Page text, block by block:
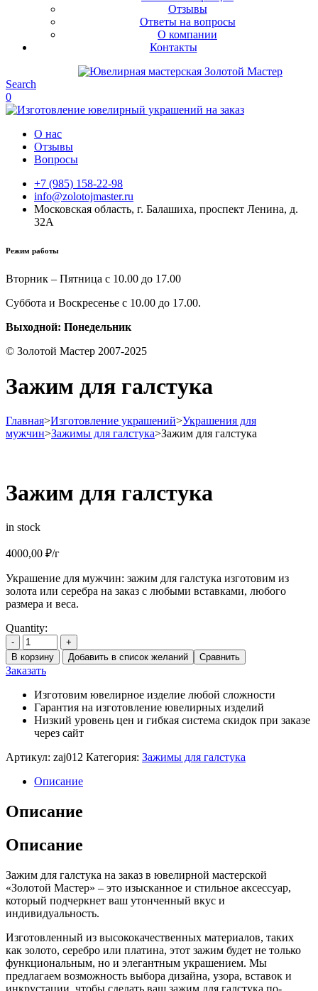
Отзывы
Ответы на вопросы
О компании
Контакты
Search
0
О нас
Отзывы
Вопросы
+7 (985) 158-22-98
info@zolotojmaster.ru
Московская область, г. Балашиха, проспект Ленина, д.
32А
Режим работы
Вторник – Пятница с 10.00 до 17.00
Суббота и Воскресенье с 10.00 до 17.00.
Выходной: Понедельник
© Золотой Мастер 2007-2025
Зажим для галстука
Главная>Изготовление украшений>Украшения для
мужчин>Зажимы для галстука>Зажим для галстука
Зажим для галстука
in stock
4000,00 ₽/г
Украшение для мужчин: зажим для галстука изготовим из
золота или серебра на заказ с любыми вставками, любого
размера и веса.
Quantity:
-
+
В корзину
Добавить в список желаний Сравнить
Заказать
Изготовим ювелирное изделие любой сложности
Гарантия на изготовление ювелирных изделий
Низкий уровень цен и гибкая система скидок при заказе
через сайт
Артикул: zaj012 Категория: Зажимы для галстука
Описание
Описание
Описание
Зажим для галстука на заказ в ювелирной мастерской
«Золотой Мастер» – это изысканное и стильное аксессуар,
который подчеркнет ваш утонченный вкус и
индивидуальность.
Изготовленный из высококачественных материалов, таких
как золото, серебро или платина, этот зажим будет не только
функциональным, но и элегантным украшением. Мы
предлагаем возможность выбора дизайна, узора, вставок и
инкрустации, чтобы сделать ваш зажим для галстука по-